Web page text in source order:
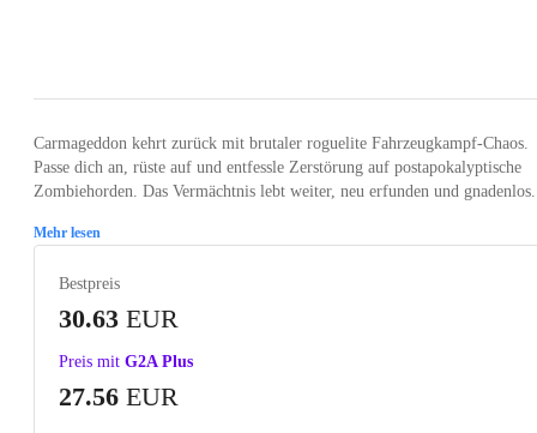
Carmageddon kehrt zurück mit brutaler roguelite Fahrzeugkampf-Chaos.
Passe dich an, rüste auf und entfessle Zerstörung auf postapokalyptische
Zombiehorden. Das Vermächtnis lebt weiter, neu erfunden und gnadenlos.
Mehr lesen
Bestpreis
30.63 EUR
Preis mit G2A Plus
27.56 EUR